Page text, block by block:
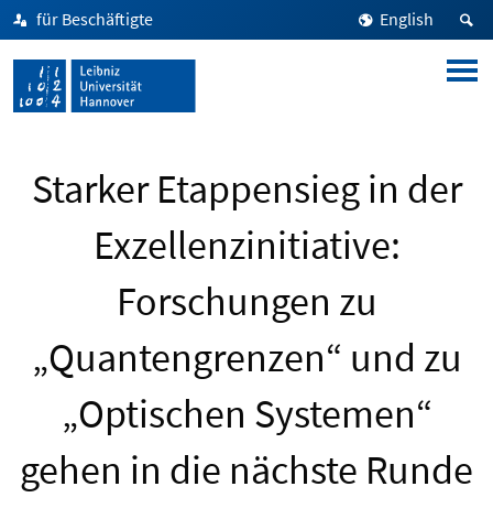
für Beschäftigte English
Starker Etappensieg in der
Exzellenzinitiative:
Forschungen zu
„Quantengrenzen“ und zu
„Optischen Systemen“
gehen in die nächste Runde